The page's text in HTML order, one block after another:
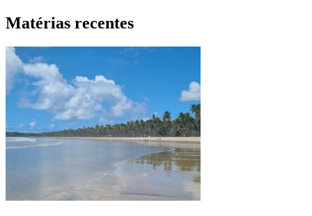
Matérias recentes